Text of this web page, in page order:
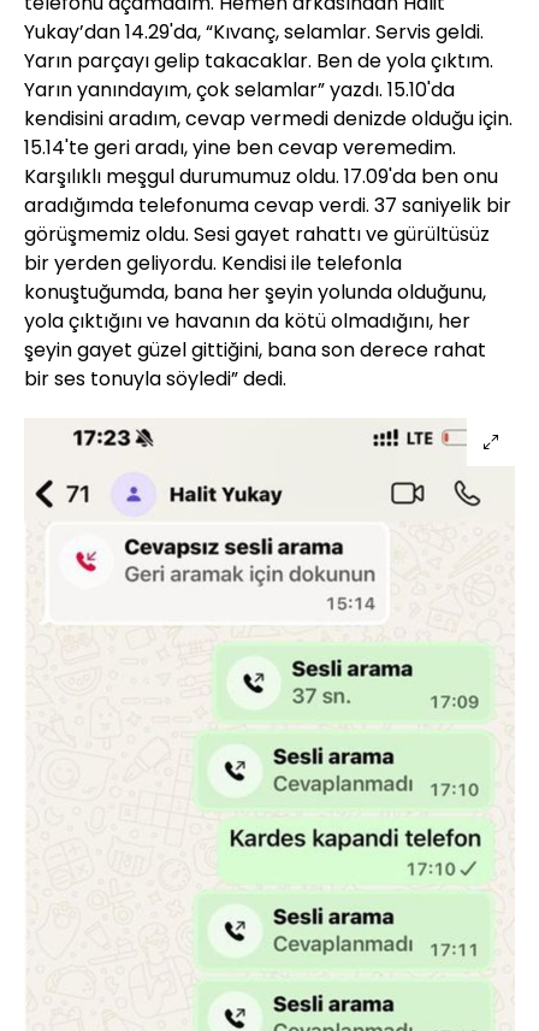
Yukay’dan 14.29'da, “Kıvanç, selamlar. Servis geldi.
Yarın parçayı gelip takacaklar. Ben de yola çıktım.
Yarın yanındayım, çok selamlar” yazdı. 15.10'da
kendisini aradım, cevap vermedi denizde olduğu için.
15.14'te geri aradı, yine ben cevap veremedim.
Karşılıklı meşgul durumumuz oldu. 17.09'da ben onu
aradığımda telefonuma cevap verdi. 37 saniyelik bir
görüşmemiz oldu. Sesi gayet rahattı ve gürültüsüz
bir yerden geliyordu. Kendisi ile telefonla
konuştuğumda, bana her şeyin yolunda olduğunu,
yola çıktığını ve havanın da kötü olmadığını, her
şeyin gayet güzel gittiğini, bana son derece rahat
bir ses tonuyla söyledi” dedi.